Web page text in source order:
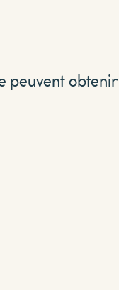
peuvent obtenir